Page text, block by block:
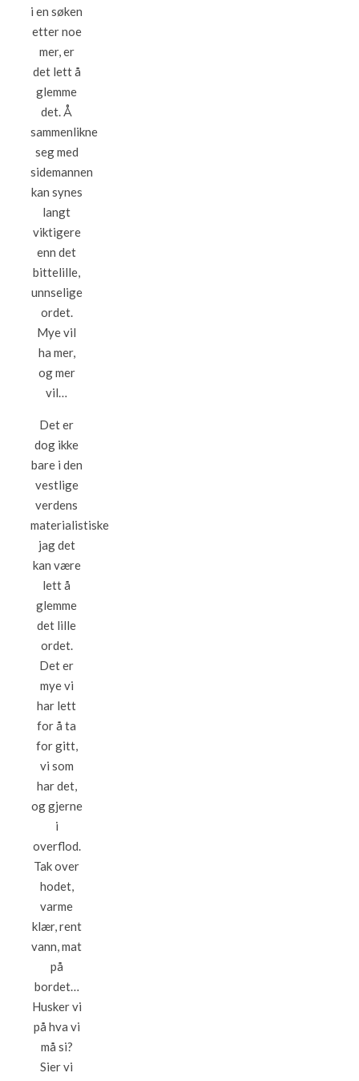
i en søken
etter noe
mer, er
det lett å
glemme
det. Å
sammenlikne
seg med
sidemannen
kan synes
langt
viktigere
enn det
bittelille,
unnselige
ordet.
Mye vil
ha mer,
og mer
vil…
Det er
dog ikke
bare i den
vestlige
verdens
materialistiske
jag det
kan være
lett å
glemme
det lille
ordet.
Det er
mye vi
har lett
for å ta
for gitt,
vi som
har det,
og gjerne
i
overflod.
Tak over
hodet,
varme
klær, rent
vann, mat
på
bordet…
Husker vi
på hva vi
må si?
Sier vi